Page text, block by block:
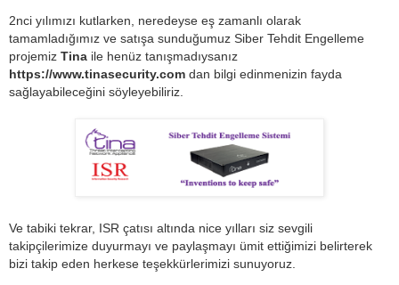
2nci yılımızı kutlarken, neredeyse eş zamanlı olarak
tamamladığımız ve satışa sunduğumuz Siber Tehdit Engelleme
projemiz Tina ile henüz tanışmadıysanız
https://www.tinasecurity.com dan bilgi edinmenizin fayda
sağlayabileceğini söyleyebiliriz.
Ve tabiki tekrar, ISR çatısı altında nice yılları siz sevgili
takipçilerimize duyurmayı ve paylaşmayı ümit ettiğimizi belirterek
bizi takip eden herkese teşekkürlerimizi sunuyoruz.